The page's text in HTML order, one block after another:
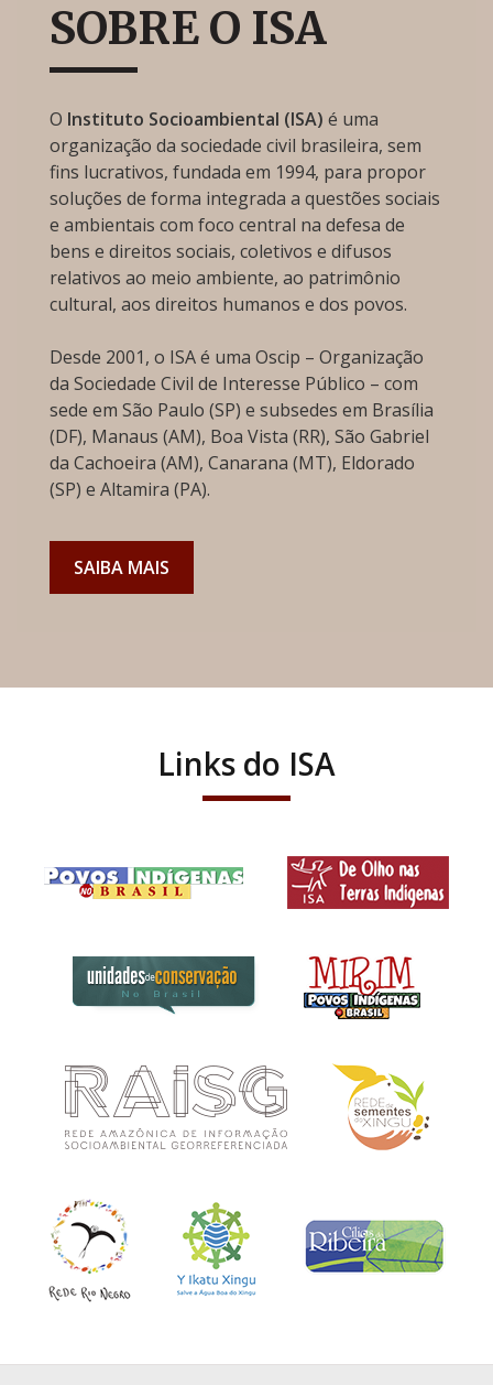
SOBRE O ISA
O Instituto Socioambiental (ISA) é uma
organização da sociedade civil brasileira, sem
fins lucrativos, fundada em 1994, para propor
soluções de forma integrada a questões sociais
e ambientais com foco central na defesa de
bens e direitos sociais, coletivos e difusos
relativos ao meio ambiente, ao patrimônio
cultural, aos direitos humanos e dos povos.
Desde 2001, o ISA é uma Oscip – Organização
da Sociedade Civil de Interesse Público – com
sede em São Paulo (SP) e subsedes em Brasília
(DF), Manaus (AM), Boa Vista (RR), São Gabriel
da Cachoeira (AM), Canarana (MT), Eldorado
(SP) e Altamira (PA).
SAIBA MAIS
Links do ISA